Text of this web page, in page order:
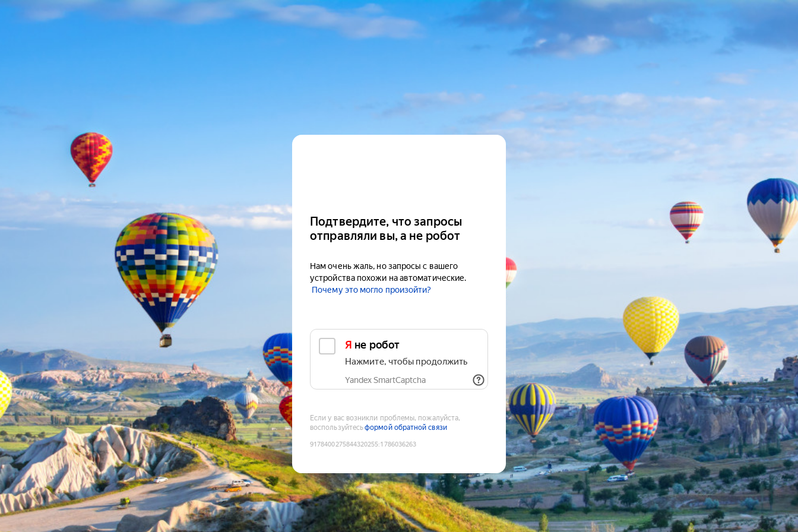
Подтвердите, что запросы
отправляли вы, а не робот
Нам очень жаль, но запросы с вашего
устройства похожи на автоматические.
Почему это могло произойти?
Я не робот
Нажмите, чтобы продолжить
Yandex SmartCaptcha
Если у вас возникли проблемы, пожалуйста,
воспользуйтесьформой обратной связи
9178400275844320255:1786036263